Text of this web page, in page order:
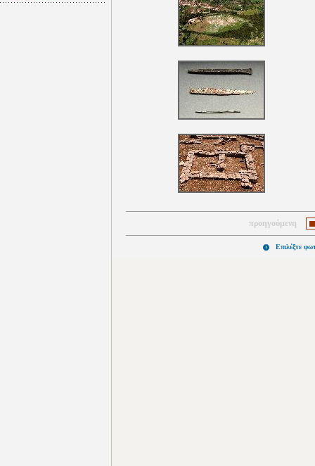
προηγούμενη
Επιλέξτε